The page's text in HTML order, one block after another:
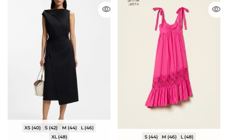
XS (40) S (42) M (44)
L (46)
XL (48)
S (44) M (46) L (48)